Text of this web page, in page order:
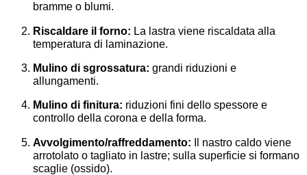
bramme o blumi.
Riscaldare il forno: La lastra viene riscaldata alla
temperatura di laminazione.
Mulino di sgrossatura: grandi riduzioni e
allungamenti.
Mulino di finitura: riduzioni fini dello spessore e
controllo della corona e della forma.
Avvolgimento/raffreddamento: Il nastro caldo viene
arrotolato o tagliato in lastre; sulla superficie si formano
scaglie (ossido).